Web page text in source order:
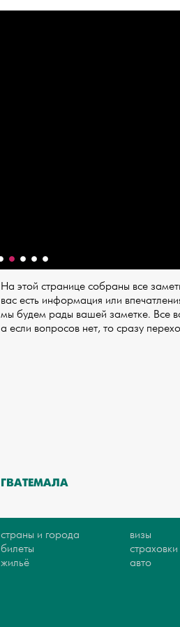
На этой странице собраны все
вас есть информация или
мы будем рады вашей заметке. Все
а если вопросов нет, то сразу
ГВАТЕМАЛА
страны и города
билеты
жильё
визы
страховки
авто